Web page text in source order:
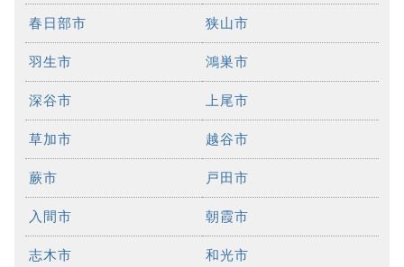
春日部市 狭山市
羽生市 鴻巣市
深谷市 上尾市
草加市 越谷市
蕨市 戸田市
入間市 朝霞市
志木市 和光市